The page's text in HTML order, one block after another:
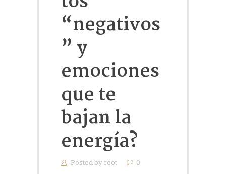
“negativos
” y
emociones
que te
bajan la
energía?
Posted by root
0